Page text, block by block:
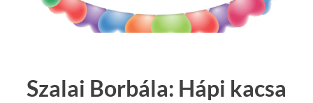
Szalai Borbála: Hápi kacsa